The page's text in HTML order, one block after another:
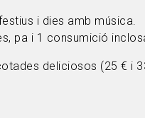
i dies amb música.
pa i 1 consumició
deliciosos (25 € i